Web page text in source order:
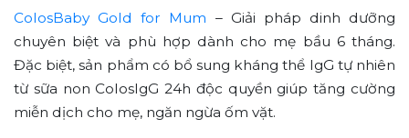
ColosBaby Gold for Mum – Giải pháp dinh dưỡng
chuyên biệt và phù hợp dành cho mẹ bầu 6 tháng.
Đặc biệt, sản phẩm có bổ sung kháng thể IgG tự nhiên
từ sữa non ColosIgG 24h độc quyền giúp tăng cường
miễn dịch cho mẹ, ngăn ngừa ốm vặt.